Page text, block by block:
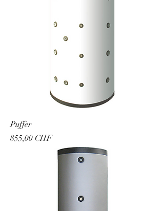
Puffer
Prezzo
855,00 CHF